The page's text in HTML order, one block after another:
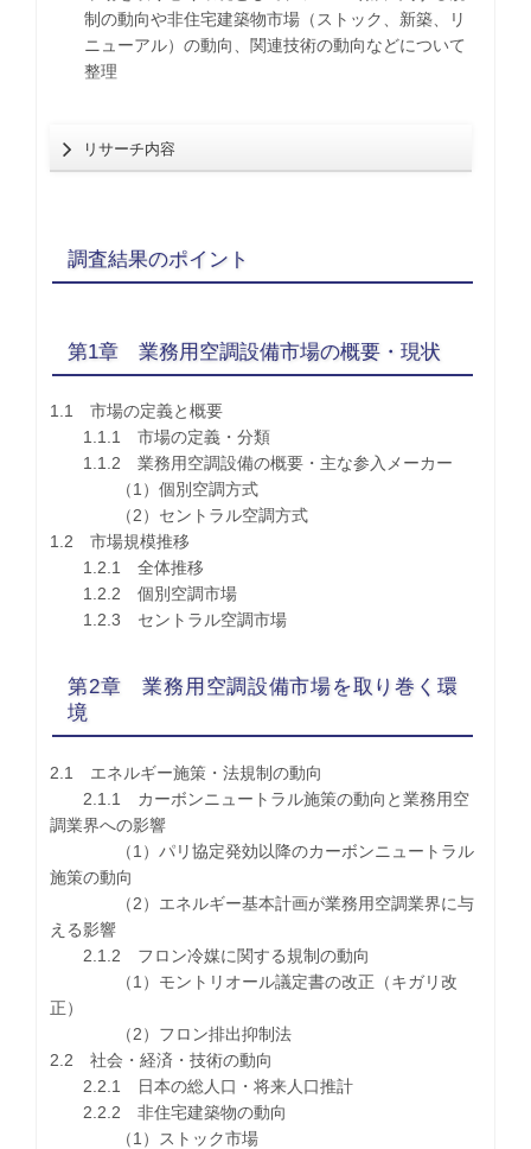
制の動向や非住宅建築物市場（ストック、新築、リ
ニューアル）の動向、関連技術の動向などについて
整理
リサーチ内容
調査結果のポイント
第1章 業務用空調設備市場の概要・現状
1.1 市場の定義と概要
1.1.1 市場の定義・分類
1.1.2 業務用空調設備の概要・主な参入メーカー
（1）個別空調方式
（2）セントラル空調方式
1.2 市場規模推移
1.2.1 全体推移
1.2.2 個別空調市場
1.2.3 セントラル空調市場
第2章 業務用空調設備市場を取り巻く環
境
2.1 エネルギー施策・法規制の動向
2.1.1 カーボンニュートラル施策の動向と業務用空
調業界への影響
（1）パリ協定発効以降のカーボンニュートラル
施策の動向
（2）エネルギー基本計画が業務用空調業界に与
える影響
2.1.2 フロン冷媒に関する規制の動向
（1）モントリオール議定書の改正（キガリ改
正）
（2）フロン排出抑制法
2.2 社会・経済・技術の動向
2.2.1 日本の総人口・将来人口推計
2.2.2 非住宅建築物の動向
（1）ストック市場